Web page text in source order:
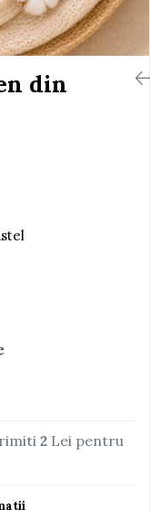
din
2 Lei pentru